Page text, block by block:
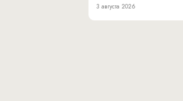
3 августа 2026